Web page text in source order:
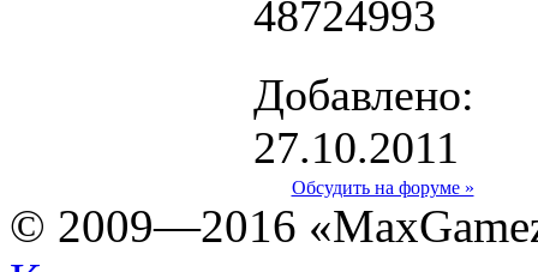
48724993
Добавлено:
27.10.2011
Обсудить на форуме »
© 2009—2016